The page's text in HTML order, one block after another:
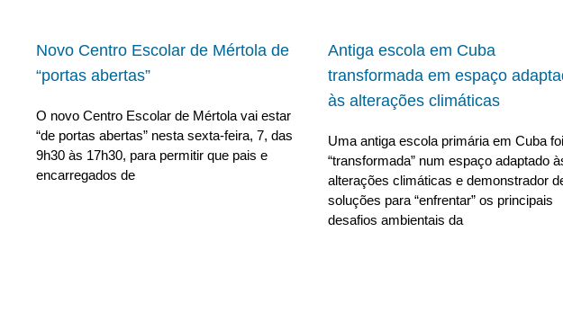
Novo Centro Escolar de Mértola de
“portas abertas”
O novo Centro Escolar de Mértola vai estar
“de portas abertas” nesta sexta-feira, 7, das
9h30 às 17h30, para permitir que pais e
encarregados de
Antiga escola em Cuba
transformada em espaço
às alterações climáticas
Uma antiga escola primária em Cuba foi
“transformada” num espaço adaptado
alterações climáticas e demonstrador
soluções para “enfrentar” os principais
desafios ambientais da